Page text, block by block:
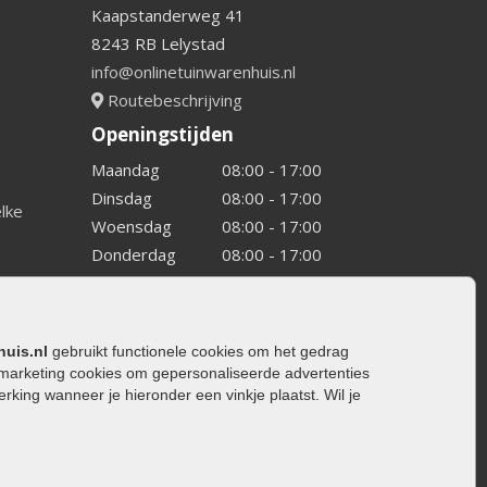
gebruikt functionele cookies om het gedrag
cookies om gepersonaliseerde advertenties
wanneer je hieronder een vinkje plaatst. Wil je
Kaapstanderweg 41
8243 RB Lelystad
info@onlinetuinwarenhuis.nl
Routebeschrijving
Openingstijden
Maandag
08:00 - 17:00
Dinsdag
08:00 - 17:00
Woensdag
08:00 - 17:00
Donderdag
08:00 - 17:00
Vrijdag
08:00 - 17:00